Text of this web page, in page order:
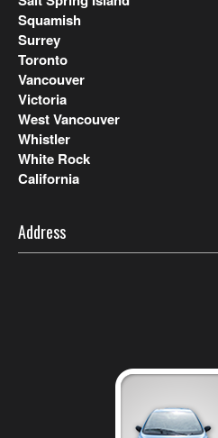
Squamish
Surrey
Toronto
Vancouver
Victoria
West Vancouver
Whistler
White Rock
California
Address